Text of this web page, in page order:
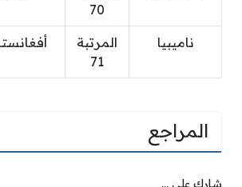
70
ناميبيا
المرتبة
71
المراجع
شارك على ...